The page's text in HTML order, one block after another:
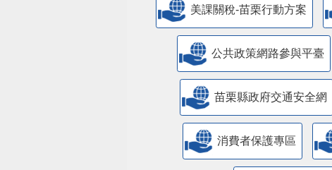
美課關稅-苗栗行動方案
公共政策網路參與平臺
苗栗縣政府交通安全網
消費者保護專區